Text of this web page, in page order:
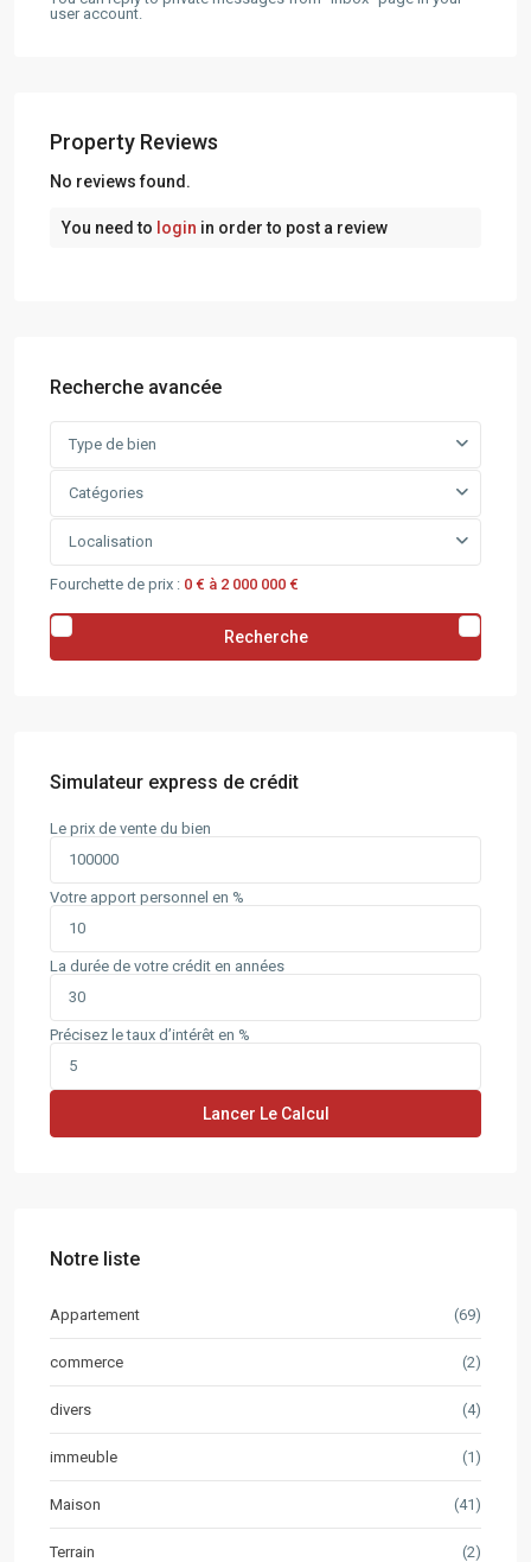
user account.
Property Reviews
No reviews found.
You need to login in order to post a review
Recherche avancée
Type de bien
Catégories
Localisation
Fourchette de prix : 0 € à 2 000 000 €
Recherche
Simulateur express de crédit
Le prix de vente du bien
Votre apport personnel en %
La durée de votre crédit en années
Précisez le taux d’intérêt en %
Lancer Le Calcul
Notre liste
Appartement (69)
commerce (2)
divers (4)
immeuble (1)
Maison (41)
Terrain (2)